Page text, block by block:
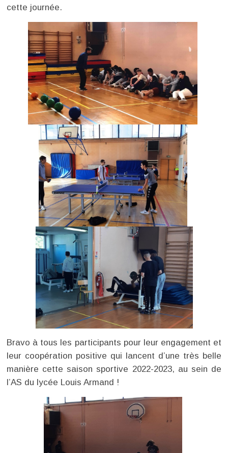
cette journée.
Bravo à tous les participants pour leur engagement et
leur coopération positive qui lancent d’une très belle
manière cette saison sportive 2022-2023, au sein de
l’AS du lycée Louis Armand !